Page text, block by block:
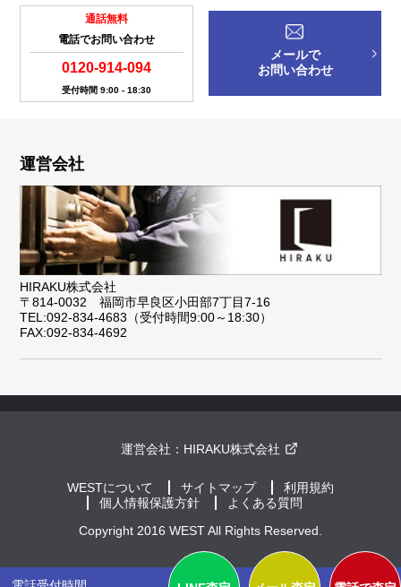
通話無料
電話でお問い合わせ
0120-914-094
受付時間 9:00 - 18:30
メールで
お問い合わせ
運営会社
HIRAKU株式会社
〒814-0032 福岡市早良区小田部7丁目7-16
TEL:092-834-4683（受付時間9:00～18:30）
FAX:092-834-4692
運営会社： HIRAKU株式会社
WESTについて サイトマップ
利用規約
個人情報保護方針
よくある質問
Copyright 2016 WEST All Rights Reserved.